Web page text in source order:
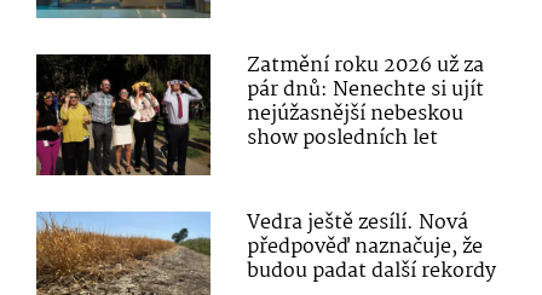
Zatmění roku 2026 už za
pár dnů: Nenechte si ujít
nejúžasnější nebeskou
show posledních let
Vedra ještě zesílí. Nová
předpověď naznačuje, že
budou padat další rekordy